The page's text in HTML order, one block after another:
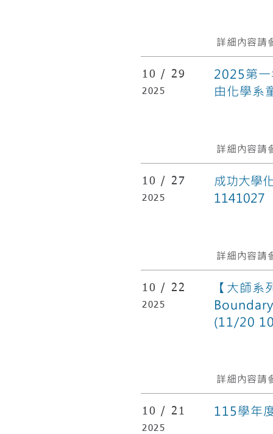
詳細內容請
10 / 29
2025
2025第
由化學系
詳細內容請
10 / 27
2025
成功大學
1141027
詳細內容請
10 / 22
2025
【大師
(11/20
詳細內容請
10 / 21
2025
115學年